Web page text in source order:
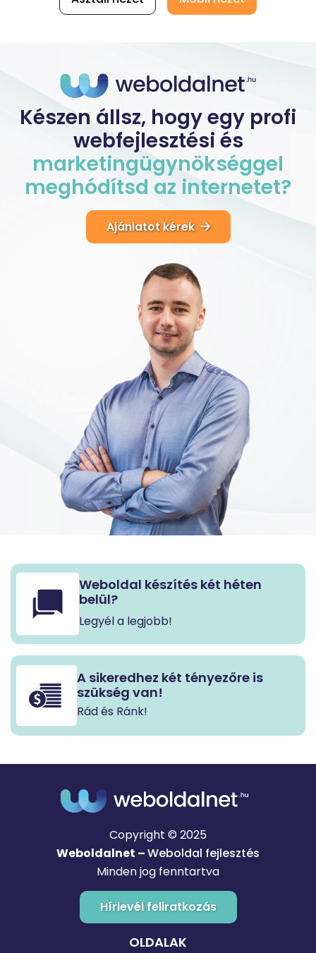
Készen állsz, hogy egy profi
webfejlesztési és
marketingügynökséggel
meghódítsd az internetet?
Ajánlatot kérek
Weboldal készítés két héten
belül?
Legyél a legjobb!
A sikeredhez két tényezőre is
szükség van!
Rád és Ránk!
Copyright © 2025
Weboldalnet –Weboldal fejlesztés
Minden jog fenntartva
Hírlevél feliratkozás
OLDALAK